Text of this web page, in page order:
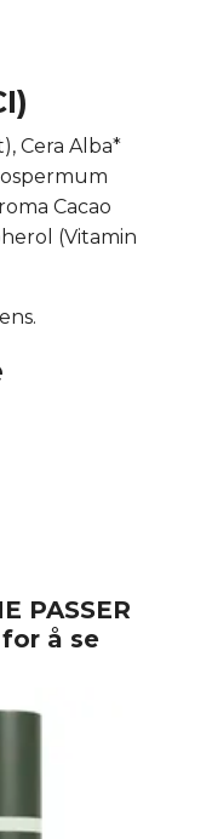
Cera Alba*
Cacao
(Vitamin